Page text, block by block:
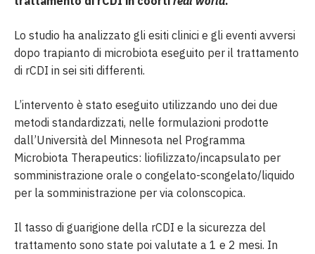
Lo studio ha analizzato gli esiti clinici e gli eventi avversi
dopo trapianto di microbiota eseguito per il trattamento
di rCDI in sei siti differenti.
L’intervento è stato eseguito utilizzando uno dei due
metodi standardizzati, nelle formulazioni prodotte
dall’Università del Minnesota nel Programma
Microbiota Therapeutics: liofilizzato/incapsulato per
somministrazione orale o congelato-scongelato/liquido
per la somministrazione per via colonscopica.
Il tasso di guarigione della rCDI e la sicurezza del
trattamento sono state poi valutate a 1 e 2 mesi. In